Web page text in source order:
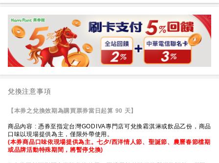
兌換注意事項
【本券之兌換效期為購買票券當日起算 90 天】
商品內容 : 憑券至指定台灣GODIVA專門店可兌換霜淇淋或飲品乙份，商品
口味以現場提供為主，僅限外帶使用。
(本券商品口味依現場提供為主。七夕/西洋情人節、聖誕節、農曆春節檔期
或品牌活動特殊期間，將暫停兌換)